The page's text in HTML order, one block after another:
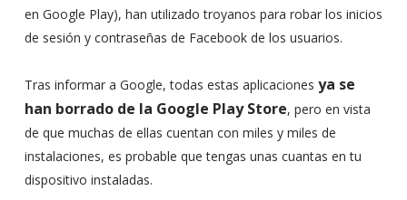
en Google Play), han utilizado troyanos para robar los inicios
de sesión y contraseñas de Facebook de los usuarios.
Tras informar a Google, todas estas aplicaciones ya se
han borrado de la Google Play Store, pero en vista
de que muchas de ellas cuentan con miles y miles de
instalaciones, es probable que tengas unas cuantas en tu
dispositivo instaladas.